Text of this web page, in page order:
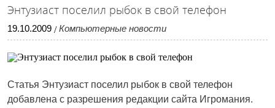
Энтузиаст поселил рыбок в свой телефон
19.10.2009 / Компьютерные новости
Статья Энтузиаст поселил рыбок в свой телефон
добавлена с разрешения редакции сайта Игромания.